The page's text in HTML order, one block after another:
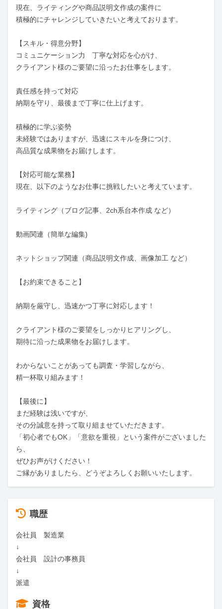
現在、ライティングや商品説明文作成の案件に
積極的にチャレンジしていきたいと考えております。
【スキル・得意分野】
コミュニケーション力　丁寧な対応を心がけ、
クライアント様のご要望に沿ったお仕事をします。
責任感を持って対応
納期を守り、最後まで丁寧に仕上げます。
積極的に学ぶ姿勢
未経験ではありますが、迅速にスキルを身につけ、
高品質な成果物をお届けします。
【対応可能な業務】
現在、以下のようなお仕事に挑戦したいと考えています。
ライティング（ブログ記事、2ch系台本作成 など）
動画関連（簡単な編集)
ネットショップ関連（商品説明文作成、画像加工 など）
【お約束できること】
納期を厳守し、迅速かつ丁寧に対応します！
クライアント様のご要望をしっかりヒアリングし、
期待に沿った成果物をお届けします。
わからないことがあっても調査・学習しながら、
精一杯取り組みます！
【最後に】
まだ経験は浅いですが、
その分誠意を持って取り組ませていただきます。
「初心者でもOK」「意欲を重視」という案件がございました
ら、
ぜひお声がけください！
ご縁がありましたら、どうぞよろしくお願いいたします。
職歴
会社員　製造業
↓
会社員　設計の事務員
↓
派遣
資格